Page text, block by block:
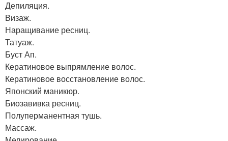
Депиляция.
Визаж.
Наращивание ресниц.
Татуаж.
Буст Ап.
Кератиновое выпрямление волос.
Кератиновое восстановление волос.
Японский маникюр.
Биозавивка ресниц.
Полуперманентная тушь.
Массаж.